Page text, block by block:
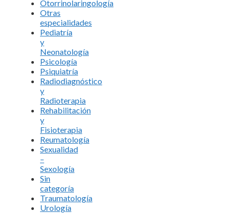
Otorrinolaringología
Otras
especialidades
Pediatría
y
Neonatología
Psicología
Psiquiatría
Radiodiagnóstico
y
Radioterapia
Rehabilitación
y
Fisioterapia
Reumatología
Sexualidad
–
Sexología
Sin
categoría
Traumatología
Urología